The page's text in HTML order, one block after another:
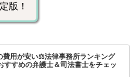
版！
費用が安い⚖️法律事務所ランキング
すすめの弁護士＆司法書士をチェッ